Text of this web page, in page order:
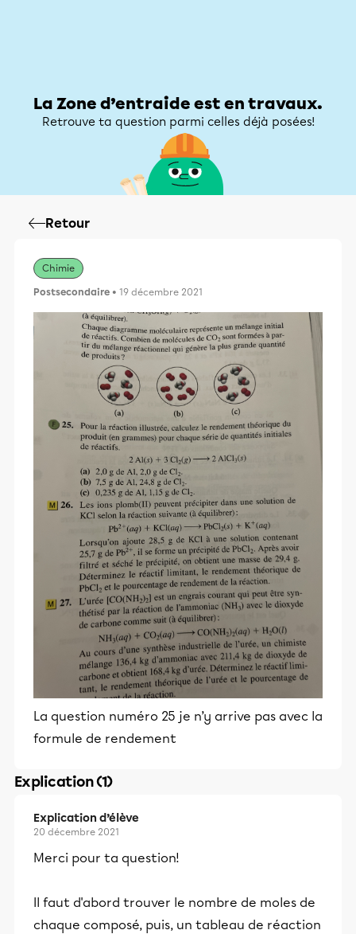
La Zone d’entraide est en travaux.
Retrouve ta question parmi celles déjà posées!
Retour
Chimie
Postsecondaire • 19 décembre 2021
La question numéro 25 je n’y arrive pas avec la
formule de rendement
Explication (1)
Explication d’élève
20 décembre 2021
Merci pour ta question!
Il faut d'abord trouver le nombre de moles de
chaque composé, puis, un tableau de réaction